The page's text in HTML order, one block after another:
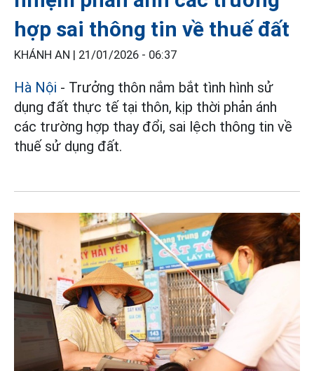
hợp sai thông tin về thuế đất
KHÁNH AN | 21/01/2026 - 06:37
Hà Nội - Trưởng thôn nắm bắt tình hình sử
dụng đất thực tế tại thôn, kịp thời phản ánh
các trường hợp thay đổi, sai lệch thông tin về
thuế sử dụng đất.